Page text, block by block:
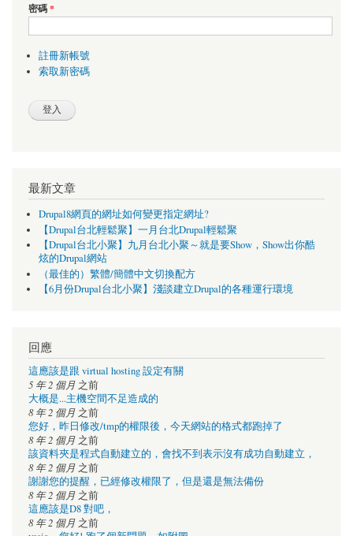
密碼*
註冊新帳號
索取新密碼
最新文章
Drupal8網頁的網址如何變更指定網址?
【Drupal台北輕鬆聚】一月台北Drupal輕鬆聚
【Drupal台北小聚】九月台北小聚～就是要Show，Show出你酷
炫的Drupal網站
（最佳的）繁體/簡體中文切換配方
【6月份Drupal台北小聚】淺談建立Drupal的各種運行環境
回應
這應該是跟 virtual hosting 設定有關
5 年 2 個月 之前
大概是...主機空間不足造成的
8 年 2 個月 之前
您好，昨日修改/tmp的權限後，今天網站的格式都跑掉了
8 年 2 個月 之前
該資料夾是程式自動建立的，會找不到表示沒有成功自動建立，
8 年 2 個月 之前
謝謝您的提醒，已經修改權限了，但是還是無法備份
8 年 2 個月 之前
這應該是D8 對吧，
8 年 2 個月 之前